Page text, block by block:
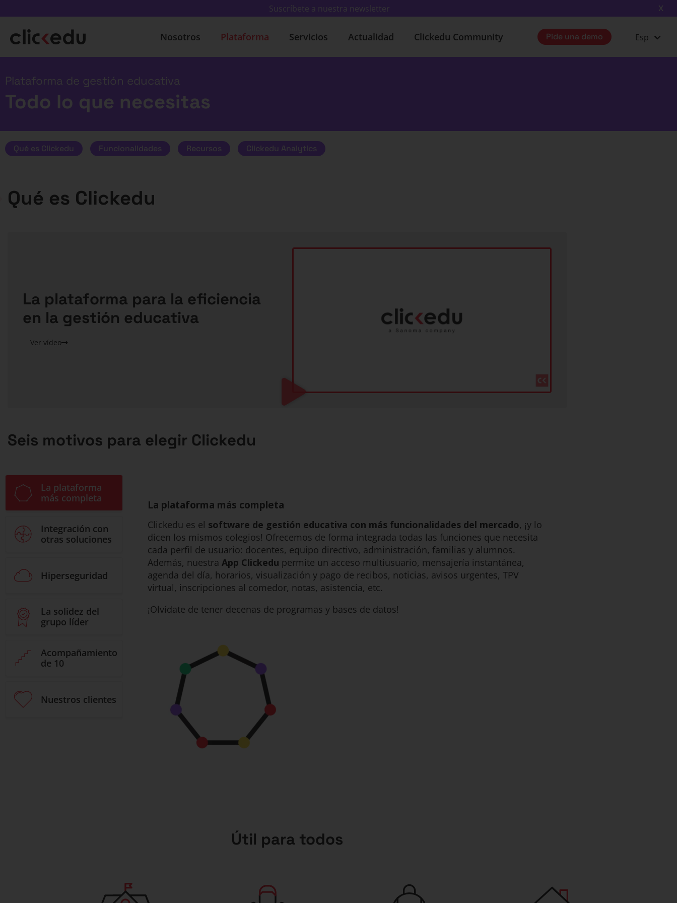
Suscríbete a nuestra newsletter X
Nosotros Plataforma Servicios Actualidad Clickedu Community Pide una demo Esp
Plataforma de gestión educativa
Todo lo que necesitas
Qué es Clickedu Funcionalidades Recursos Clickedu Analytics
Qué es Clickedu
La plataforma para la eficiencia
en la gestión educativa
Ver vídeo
Seis motivos para elegir Clickedu
La plataforma
más completa
Integración con
otras soluciones
Hiperseguridad
La solidez del
grupo líder
Acompañamiento
de 10
Nuestros clientes
La plataforma más completa
Clickedu es el software de gestión educativa con más funcionalidades del mercado, ¡y lo
dicen los mismos colegios! Ofrecemos de forma integrada todas las funciones que necesita
cada perfil de usuario: docentes, equipo directivo, administración, familias y alumnos.
Además, nuestra App Clickedu permite un acceso multiusuario, mensajería instantánea,
agenda del día, horarios, visualización y pago de recibos, noticias, avisos urgentes, TPV
virtual, inscripciones al comedor, notas, asistencia, etc.
¡Olvídate de tener decenas de programas y bases de datos!
Útil para todos